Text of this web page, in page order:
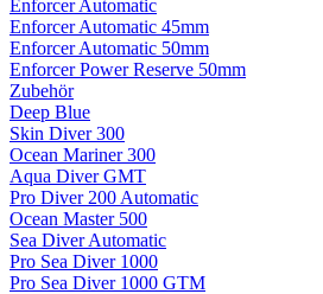
Enforcer Automatic
Enforcer Automatic 45mm
Enforcer Automatic 50mm
Enforcer Power Reserve 50mm
Zubehör
Deep Blue
Skin Diver 300
Ocean Mariner 300
Aqua Diver GMT
Pro Diver 200 Automatic
Ocean Master 500
Sea Diver Automatic
Pro Sea Diver 1000
Pro Sea Diver 1000 GTM